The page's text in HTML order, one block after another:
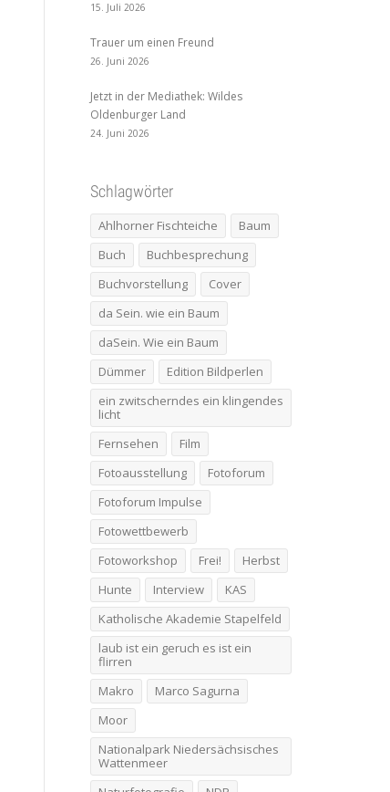
15. Juli 2026
Trauer um einen Freund
26. Juni 2026
Jetzt in der Mediathek: Wildes
Oldenburger Land
24. Juni 2026
Schlagwörter
Ahlhorner Fischteiche
Baum
Buch
Buchbesprechung
Buchvorstellung
Cover
da Sein. wie ein Baum
daSein. Wie ein Baum
Dümmer
Edition Bildperlen
ein zwitscherndes ein klingendes
licht
Fernsehen
Film
Fotoausstellung
Fotoforum
Fotoforum Impulse
Fotowettbewerb
Fotoworkshop
Frei!
Herbst
Hunte
Interview
KAS
Katholische Akademie Stapelfeld
laub ist ein geruch es ist ein
flirren
Makro
Marco Sagurna
Moor
Nationalpark Niedersächsisches
Wattenmeer